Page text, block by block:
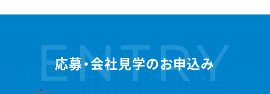
ENTRY
応募・会社見学のお申込み